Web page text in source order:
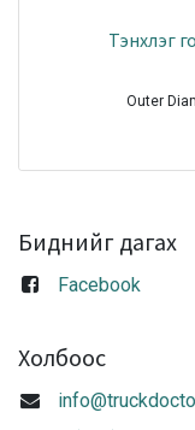
Тэнхлэг
Outer
Биднийг дагах
Facebook
Холбоос